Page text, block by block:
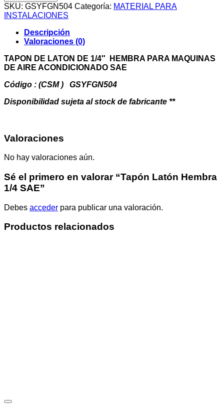
Hembra
1/4
SAE
cantidad
SKU: GSYFGN504 Categoría: MATERIAL PARA
INSTALACIONES
Descripción
Valoraciones (0)
TAPON DE LATON DE 1/4″ HEMBRA PARA MAQUINAS
DE AIRE ACONDICIONADO SAE
Código : (CSM ) GSYFGN504
Disponibilidad sujeta al stock de fabricante **
Valoraciones
No hay valoraciones aún.
Sé el primero en valorar “Tapón Latón Hembra
1/4 SAE”
Debes acceder para publicar una valoración.
Productos relacionados